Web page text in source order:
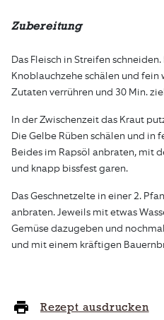
Zubereitung
Das Fleisch in Streifen
Knoblauchzehe schälen und
Zutaten verrühren und 30 Min.
In der Zwischenzeit das Kraut
Die Gelbe Rüben schälen und in
Beides im Rapsöl anbraten, mit
und knapp bissfest garen.
Das Geschnetzelte in einer 2.
anbraten. Jeweils mit etwas
Gemüse dazugeben und
und mit einem kräftigen
Rezept ausdrucken